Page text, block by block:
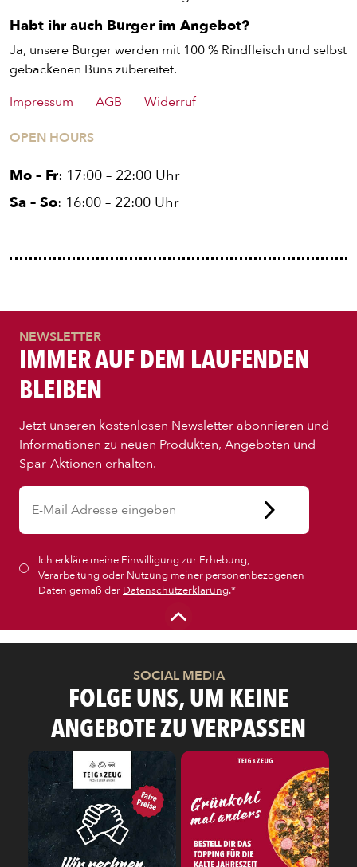
Habt ihr auch Burger im Angebot?
Ja, unsere Burger werden mit 100 % Rindfleisch und selbst
gebackenen Buns zubereitet.
Impressum
AGB Widerruf
OPEN HOURS
Mo – Fr: 17:00 – 22:00 Uhr
Sa – So: 16:00 – 22:00 Uhr
Ich erkläre meine Einwilligung zur Erhebung,
Verarbeitung oder Nutzung meiner personenbezogenen
Daten gemäß der Datenschutzerklärung.*
NEWSLETTER
IMMER AUF DEM LAUFENDEN
BLEIBEN
Jetzt unseren kostenlosen Newsletter abonnieren und
Informationen zu neuen Produkten, Angeboten und
Spar-Aktionen erhalten.
SOCIAL MEDIA
FOLGE UNS, UM KEINE
ANGEBOTE ZU VERPASSEN